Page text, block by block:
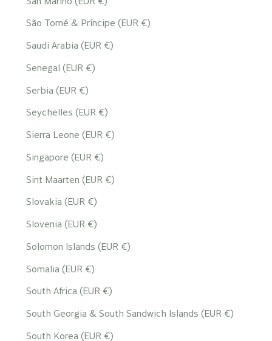
São Tomé & Príncipe (EUR €)
Saudi Arabia (EUR €)
Senegal (EUR €)
Serbia (EUR €)
Seychelles (EUR €)
Sierra Leone (EUR €)
Singapore (EUR €)
Sint Maarten (EUR €)
Slovakia (EUR €)
Slovenia (EUR €)
Solomon Islands (EUR €)
Somalia (EUR €)
South Africa (EUR €)
South Georgia & South Sandwich Islands (EUR €)
South Korea (EUR €)